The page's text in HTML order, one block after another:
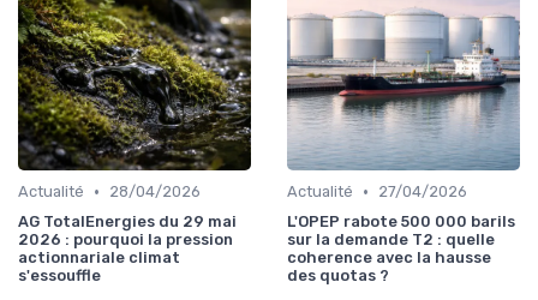
Actualité •
28/04/2026
AG TotalEnergies du 29 mai
2026 : pourquoi la pression
actionnariale climat
s'essouffle
Actualité •
27/04/2026
L'OPEP rabote 500 000 barils
sur la demande T2 : quelle
coherence avec la hausse
des quotas ?